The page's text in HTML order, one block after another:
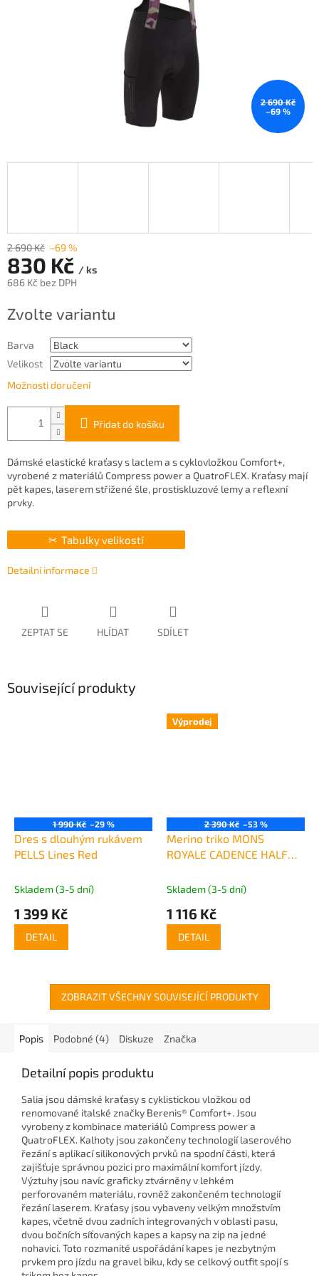
2 690 Kč
–69 %
2 690 Kč –69 %
830 Kč / ks
686 Kč bez DPH
cena:
Zvolte variantu
Barva
Velikost
Možnosti doručení
Přidat do košíku
Dámské elastické kraťasy s laclem a s cyklovložkou Comfort+,
vyrobené z materiálů Compress power a QuatroFLEX. Kraťasy mají
pět kapes, laserem střižené šle, prostiskluzové lemy a reflexní
prvky.
Tabulky velikostí
Detailní informace
ZEPTAT SE HLÍDAT SDÍLET
Související produkty
1 990 Kč –29 %
Dres s dlouhým rukávem
PELLS Lines Red
Skladem (3-5 dní)
1 399 Kč
DETAIL
Výprodej
2 390 Kč –53 %
Merino triko MONS
ROYALE CADENCE HALF
Skladem (3-5 dní)
1 116 Kč
DETAIL
ZOBRAZIT VŠECHNY SOUVISEJÍCÍ PRODUKTY
Popis Podobné (4) Diskuze Značka
Detailní popis produktu
Salia jsou dámské kraťasy s cyklistickou vložkou od
renomované italské značky Berenis® Comfort+. Jsou
vyrobeny z kombinace materiálů Compress power a
QuatroFLEX. Kalhoty jsou zakončeny technologií laserového
řezání s aplikací silikonových prvků na spodní části, která
zajišťuje správnou pozici pro maximální komfort jízdy.
Výztuhy jsou navíc graficky ztvárněny v lehkém
perforovaném materiálu, rovněž zakončeném technologií
řezání laserem. Kraťasy jsou vybaveny velkým množstvím
kapes, včetně dvou zadních integrovaných v oblasti pasu,
dvou bočních síťovaných kapes a kapsy na zip na jedné
nohavici. Toto rozmanité uspořádání kapes je nezbytným
prvkem pro jízdu na gravel biku, kdy se celkový outfit spojí s